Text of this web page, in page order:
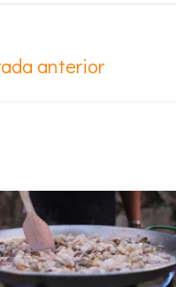
anterior